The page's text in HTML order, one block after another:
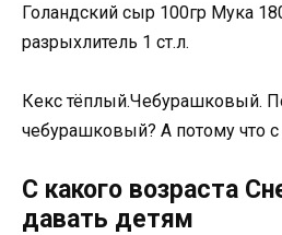
Голандский сыр 100гр Мука
разрыхлитель 1 ст.л.
Кекс тёплый.Чебурашковый.
чебурашковый? А потому что
С какого возраста
давать детям